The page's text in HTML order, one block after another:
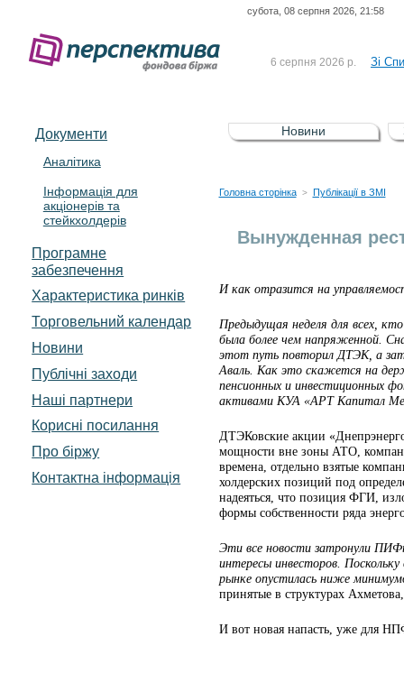
субота, 08 серпня 2026, 21:58
6 серпня 2026 р. Зі
5 серпня 2026 р.
Зі
UA4000232607)
4 серпня 2026 р.
До
Документи
Аналітика
Інформація для
акціонерів та
стейкхолдерів
Програмне
забезпечення
Характеристика pинків
Торговельний календар
Новини
Публічні заходи
Наші партнери
Корисні посилання
Про біржу
Контактна інформація
Новини
Головна сторінка > Публікації в ЗМІ
Вынужденная
И как отразится на
Предыдущая неделя для всех,
была более чем напряженной.
этот путь повторил ДТЭК, а
Аваль. Как это скажется на
пенсионных и инвестиционных
активами КУА «АРТ Капитал
ДТЭКовские акции
мощности вне зоны АТО,
времена, отдельно взятые
холдерских позиций под
надеяться, что позиция ФГИ,
формы собственности ряда
Эти все новости затронули
интересы инвесторов.
рынке опустилась ниже
принятые в структурах
И вот новая напасть, уже для